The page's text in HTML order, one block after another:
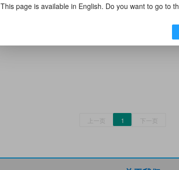
上一页 1 下一页
This page is available in English. Do you want to go to